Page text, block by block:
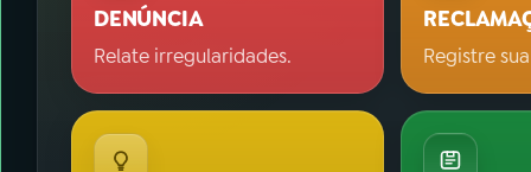
DENÚNCIA
Relate irregularidades. Registre